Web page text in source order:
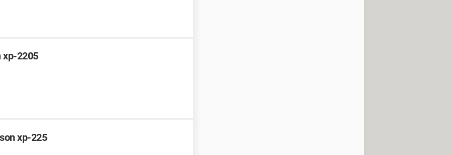
xp-2205
xp-225